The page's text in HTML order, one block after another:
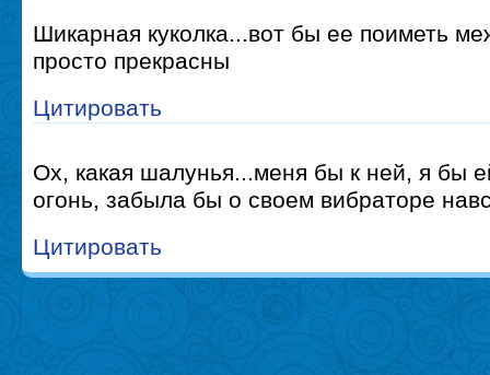
Шикарная куколка...вот бы ее поиметь
просто прекрасны
Цитировать
Ох, какая шалунья...меня бы к ней, я бы
огонь, забыла бы о своем вибраторе
Цитировать